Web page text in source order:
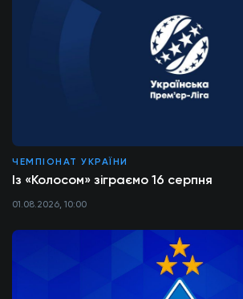
ЧЕМПІОНАТ УКРАЇНИ
Із «Колосом» зіграємо 16 серпня
01.08.2026, 10:00